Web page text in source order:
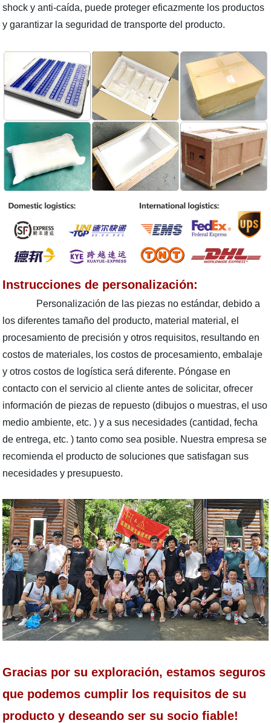
shock y anti-caída, puede proteger eficazmente los productos
y garantizar la seguridad de transporte del producto.
Instrucciones de personalización:
Personalización de las piezas no estándar, debido a
los diferentes tamaño del producto, material material, el
procesamiento de precisión y otros requisitos, resultando en
costos de materiales, los costos de procesamiento, embalaje
y otros costos de logística será diferente. Póngase en
contacto con el servicio al cliente antes de solicitar, ofrecer
información de piezas de repuesto (dibujos o muestras, el uso
medio ambiente, etc. ) y a sus necesidades (cantidad, fecha
de entrega, etc. ) tanto como sea posible. Nuestra empresa se
recomienda el producto de soluciones que satisfagan sus
necesidades y presupuesto.
Gracias por su exploración, estamos seguros
que podemos cumplir los requisitos de su
producto y deseando ser su socio fiable!